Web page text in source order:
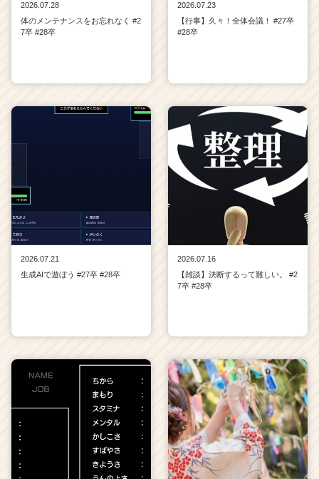
2026.07.28
体のメンテナンスをお忘れなく #2
7卒 #28卒
2026.07.23
【行事】久々！全体会議！ #27卒
#28卒
2026.07.21
生成AIで遊ぼう #27卒 #28卒
2026.07.16
【雑談】決断するって難しい。 #2
7卒 #28卒